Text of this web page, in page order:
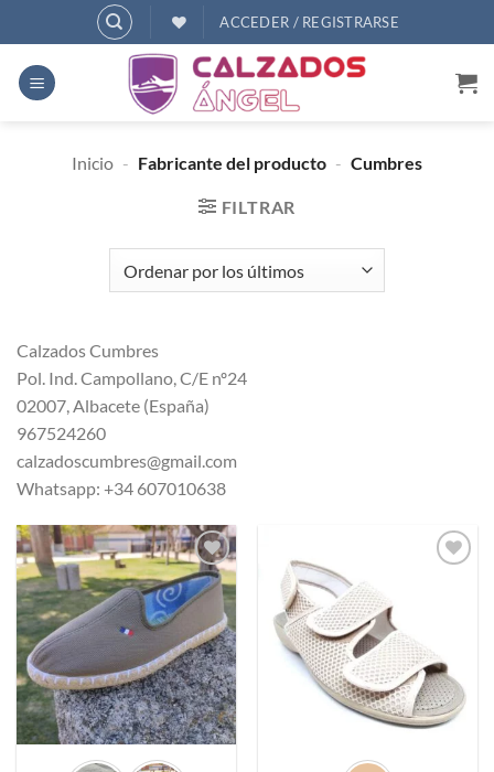
al
contenido
ACCEDER / REGISTRARSE
Inicio - Fabricante del producto - Cumbres
FILTRAR
Calzados Cumbres
Pol. Ind. Campollano, C/E nº24
02007, Albacete (España)
967524260
calzadoscumbres@gmail.com
Whatsapp: +34 607010638
Añadir
a
deseos